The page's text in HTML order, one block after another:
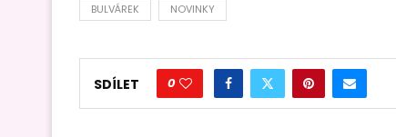
BULVÁREK NOVINKY
SDÍLET 0